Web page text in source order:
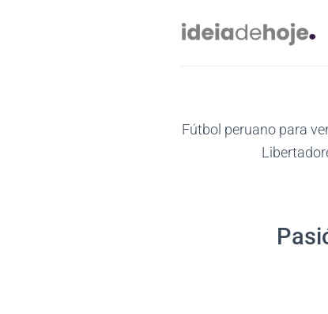
Fútbol peruano para